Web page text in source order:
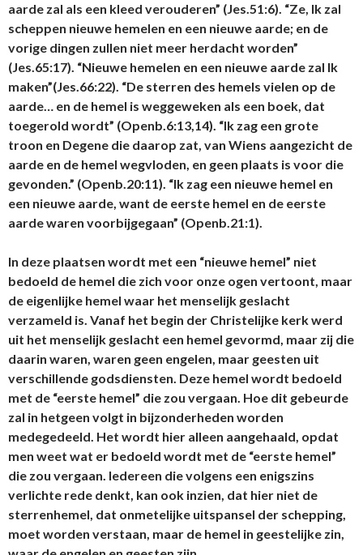
aarde zal als een kleed verouderen” (Jes.51:6). “Ze, Ik zal
scheppen nieuwe hemelen en een nieuwe aarde; en de
vorige dingen zullen niet meer herdacht worden”
(Jes.65:17). “Nieuwe hemelen en een nieuwe aarde zal Ik
maken”(Jes.66:22). “De sterren des hemels vielen op de
aarde… en de hemel is weggeweken als een boek, dat
toegerold wordt” (Openb.6:13,14). “Ik zag een grote
troon en Degene die daarop zat, van Wiens aangezicht de
aarde en de hemel wegvloden, en geen plaats is voor die
gevonden.” (Openb.20:11). “Ik zag een nieuwe hemel en
een nieuwe aarde, want de eerste hemel en de eerste
aarde waren voorbijgegaan” (Openb.21:1).
In deze plaatsen wordt met een “nieuwe hemel” niet
bedoeld de hemel die zich voor onze ogen vertoont, maar
de eigenlijke hemel waar het menselijk geslacht
verzameld is. Vanaf het begin der Christelijke kerk werd
uit het menselijk geslacht een hemel gevormd, maar zij die
daarin waren, waren geen engelen, maar geesten uit
verschillende godsdiensten. Deze hemel wordt bedoeld
met de “eerste hemel” die zou vergaan. Hoe dit gebeurde
zal in hetgeen volgt in bijzonderheden worden
medegedeeld. Het wordt hier alleen aangehaald, opdat
men weet wat er bedoeld wordt met de “eerste hemel”
die zou vergaan. Iedereen die volgens een enigszins
verlichte rede denkt, kan ook inzien, dat hier niet de
sterrenhemel, dat onmetelijke uitspansel der schepping,
moet worden verstaan, maar de hemel in geestelijke zin,